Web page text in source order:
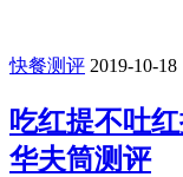
快餐测评 2019-10-18
吃红提不吐
华夫筒测评